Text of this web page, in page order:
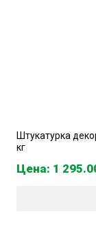
Штукатурка
кг
Цена: 1